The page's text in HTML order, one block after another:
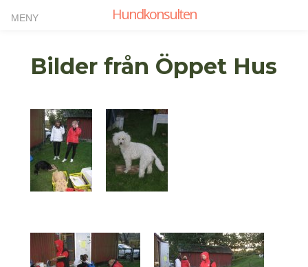
Hundkonsulten
Bilder från Öppet Hus